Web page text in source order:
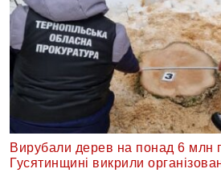
Вирубали дерев на понад 6 млн
Гусятинщині викрили